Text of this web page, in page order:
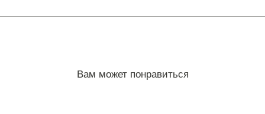
Вам может понравиться